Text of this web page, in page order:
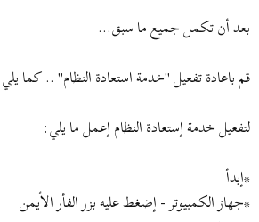
بعد أن تكمل جميع ما سبق...
قم باعادة تفعيل "خدمة استعادة النظام" .. كما
لتفعيل خدمة إستعادة النظام إعمل ما يلي:
*إبدأ
*جهاز الكمبيوتر - إضغط عليه بزر الفأر الأيمن